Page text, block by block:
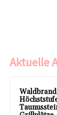
Aktuelle